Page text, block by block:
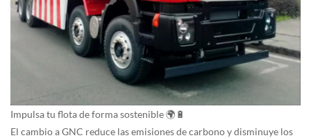
Impulsa tu flota de forma sostenible 🌍🔋
El cambio a GNC reduce las emisiones de carbono y disminuye los